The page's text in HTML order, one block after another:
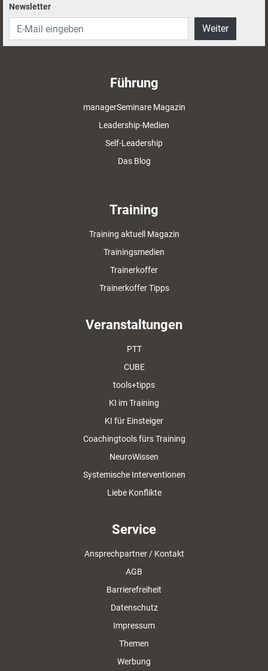
Newsletter
Weiter
Führung
managerSeminare Magazin
Leadership-Medien
Self-Leadership
Das Blog
Training
Training aktuell Magazin
Trainingsmedien
Trainerkoffer
Trainerkoffer Tipps
Veranstaltungen
PTT
CUBE
tools+tipps
KI im Training
KI für Einsteiger
Coachingtools fürs Training
NeuroWissen
Systemische Interventionen
Liebe Konflikte
Service
Ansprechpartner / Kontakt
AGB
Barrierefreiheit
Datenschutz
Impressum
Themen
Werbung